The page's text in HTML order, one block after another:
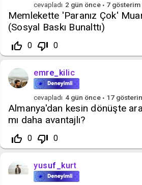
cevapladı 2 gün önce 7 gösterim
Memlekette 'Paranız Çok'
(Sosyal Baskı Bunalttı)
thumb_up_off_alt 0 thumb_down_off_alt 0
emre_kilic
cevapladı 4 gün önce 17
Almanya'dan kesin dönüşte
mı daha avantajlı?
thumb_up_off_alt 0 thumb_down_off_alt 0
yusuf_kurt